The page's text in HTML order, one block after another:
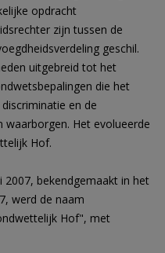
opdracht
zijn tussen de
geschil.
uitgebreid tot het
die het
en de
Het evolueerde
Hof.
2007, bekendgemaakt in het
werd de naam
Hof", met